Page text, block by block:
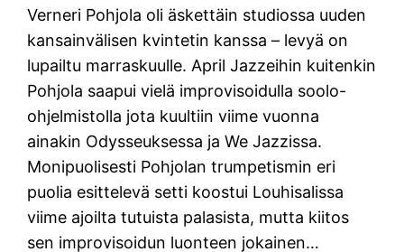
Verneri Pohjola oli äskettäin studiossa uuden
kansainvälisen kvintetin kanssa – levyä on
lupailtu marraskuulle. April Jazzeihin kuitenkin
Pohjola saapui vielä improvisoidulla soolo-
ohjelmistolla jota kuultiin viime vuonna
ainakin Odysseuksessa ja We Jazzissa.
Monipuolisesti Pohjolan trumpetismin eri
puolia esittelevä setti koostui Louhisalissa
viime ajoilta tutuista palasista, mutta kiitos
sen improvisoidun luonteen jokainen…